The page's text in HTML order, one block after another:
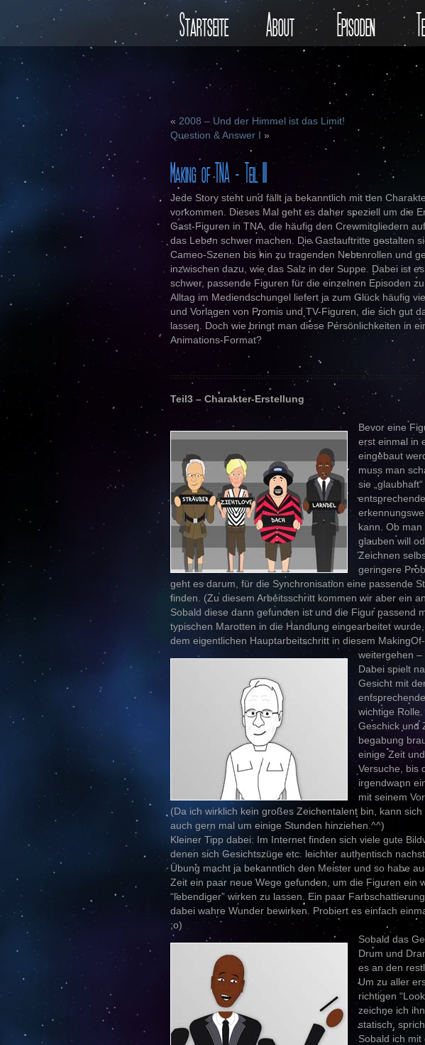
Startseite About Episoden
« 2008 – Und der Himmel ist das Limit!
Question & Answer I »
Making of TNA – Teil III
Jede Story steht und fällt ja bekanntlich mit den
vorkommen. Dieses Mal geht es daher speziell um die
Gast-Figuren in TNA, die häufig den Crewmitgliedern
das Leben schwer machen. Die Gastauftritte gestalten
Cameo-Szenen bis hin zu tragenden Nebenrollen und
inzwischen dazu, wie das Salz in der Suppe. Dabei ist
schwer, passende Figuren für die einzelnen Episoden
Alltag im Mediendschungel liefert ja zum Glück häufig
und Vorlagen von Promis und TV-Figuren, die sich gut
lassen. Doch wie bringt man diese Persönlichkeiten in
Animations-Format?
Teil3 – Charakter-Erstellung
Bevor eine
erst einmal in
eingebaut
muss man
sie
kann. Ob man
glauben will
Zeichnen
geringere
geht es darum, für die Synchronisation eine passende
finden. (Zu diesem Arbeitsschritt kommen wir aber ein
Sobald diese dann gefunden ist und die Figur passend
typischen Marotten in die Handlung eingearbeitet
dem eigentlichen Hauptarbeitschritt in diesem
weitergehen –
Dabei spielt
Gesicht mit
wichtige
Geschick und
begabung
einige Zeit
Versuche, bis
irgendwann
mit seinem
(Da ich wirklich kein großes Zeichentalent bin, kann
auch gern mal um einige Stunden hinziehen.^^)
Kleiner Tipp dabei: Im Internet finden sich viele gute
denen sich Gesichtszüge etc. leichter authentisch
Übung macht ja bekanntlich den Meister und so habe
Zeit ein paar neue Wege gefunden, um die Figuren ein
“lebendiger” wirken zu lassen. Ein paar
dabei wahre Wunder bewirken. Probiert es einfach
;o)
Sobald das
Drum und
es an den
Um zu aller
richtigen
zeichne ich
statisch,
Sobald ich mit